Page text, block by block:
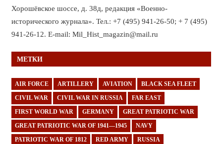
Хорошёвское шоссе, д. 38д, редакция «Военно-
исторического журнала». Тел.: +7 (495) 941-26-50; + 7 (495)
941-26-12. E-mail: Mil_Hist_magazin@mail.ru
МЕТКИ
AIR FORCE ARTILLERY AVIATION BLACK SEA FLEET
CIVIL WAR CIVIL WAR IN RUSSIA FAR EAST
FIRST WORLD WAR GERMANY GREAT PATRIOTIC WAR
GREAT PATRIOTIC WAR OF 1941—1945 NAVY
PATRIOTIC WAR OF 1812 RED ARMY RUSSIA